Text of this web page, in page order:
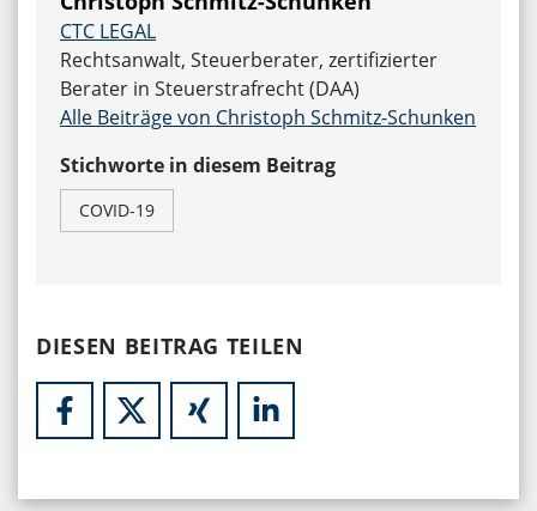
CTC LEGAL
Rechtsanwalt, Steuerberater, zertifizierter
Berater in Steuerstrafrecht (DAA)
Alle Beiträge von Christoph Schmitz-Schunken
Stichworte in diesem Beitrag
COVID-19
DIESEN BEITRAG TEILEN